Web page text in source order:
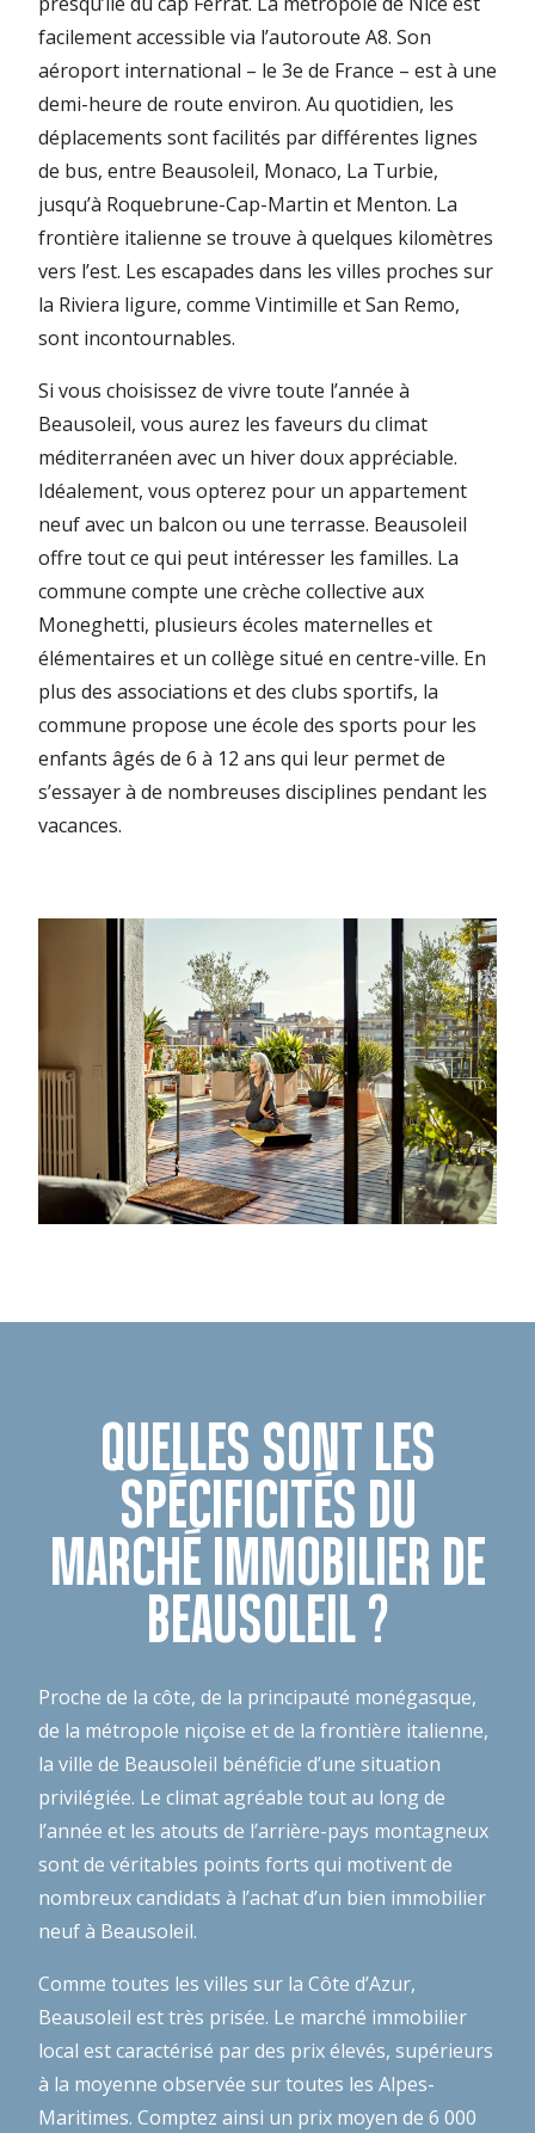
facilement accessible via l’autoroute A8. Son
aéroport international – le 3e de France – est à une
demi-heure de route environ. Au quotidien, les
déplacements sont facilités par différentes lignes
de bus, entre Beausoleil, Monaco, La Turbie,
jusqu’à Roquebrune-Cap-Martin et Menton. La
frontière italienne se trouve à quelques kilomètres
vers l’est. Les escapades dans les villes proches sur
la Riviera ligure, comme Vintimille et San Remo,
sont incontournables.
Si vous choisissez de vivre toute l’année à
Beausoleil, vous aurez les faveurs du climat
méditerranéen avec un hiver doux appréciable.
Idéalement, vous opterez pour un appartement
neuf avec un balcon ou une terrasse. Beausoleil
offre tout ce qui peut intéresser les familles. La
commune compte une crèche collective aux
Moneghetti, plusieurs écoles maternelles et
élémentaires et un collège situé en centre-ville. En
plus des associations et des clubs sportifs, la
commune propose une école des sports pour les
enfants âgés de 6 à 12 ans qui leur permet de
s’essayer à de nombreuses disciplines pendant les
vacances.
QUELLES SONT LES
SPÉCIFICITÉS DU
MARCHÉ IMMOBILIER DE
BEAUSOLEIL ?
Proche de la côte, de la principauté monégasque,
de la métropole niçoise et de la frontière italienne,
la ville de Beausoleil bénéficie d’une situation
privilégiée. Le climat agréable tout au long de
l’année et les atouts de l’arrière-pays montagneux
sont de véritables points forts qui motivent de
nombreux candidats à l’achat d’un bien immobilier
neuf à Beausoleil.
Comme toutes les villes sur la Côte d’Azur,
Beausoleil est très prisée. Le marché immobilier
local est caractérisé par des prix élevés, supérieurs
à la moyenne observée sur toutes les Alpes-
Maritimes. Comptez ainsi un prix moyen de 6 000